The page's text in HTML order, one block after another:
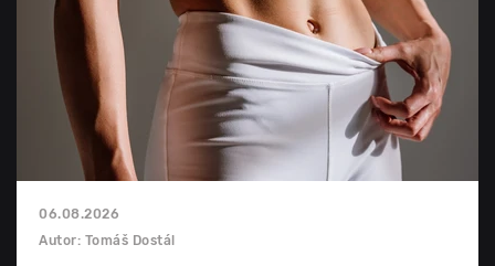
06.08.2026
Autor: Tomáš Dostál